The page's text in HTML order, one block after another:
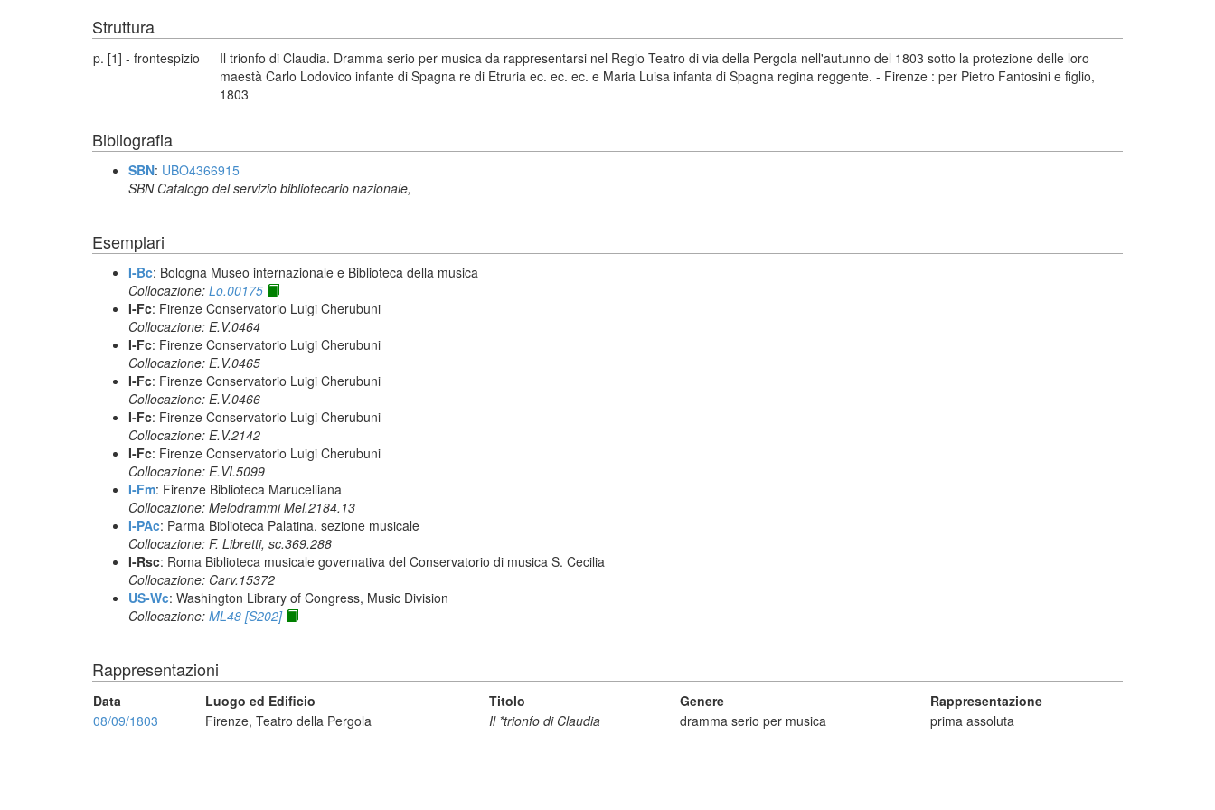
Struttura
p. [1] - frontespizio
Il trionfo di Claudia. Dramma serio per musica da rappresentarsi nel Regio Teatro di via della Pergola nell'autunno del 1803 sotto la protezione delle loro
maestà Carlo Lodovico infante di Spagna re di Etruria ec. ec. ec. e Maria Luisa infanta di Spagna regina reggente. - Firenze : per Pietro Fantosini e figlio,
1803
Bibliografia
SBN: UBO4366915
SBN Catalogo del servizio bibliotecario nazionale,
Esemplari
I-Bc: Bologna Museo internazionale e Biblioteca della musica
Collocazione: Lo.00175
I-Fc: Firenze Conservatorio Luigi Cherubuni
Collocazione: E.V.0464
I-Fc: Firenze Conservatorio Luigi Cherubuni
Collocazione: E.V.0465
I-Fc: Firenze Conservatorio Luigi Cherubuni
Collocazione: E.V.0466
I-Fc: Firenze Conservatorio Luigi Cherubuni
Collocazione: E.V.2142
I-Fc: Firenze Conservatorio Luigi Cherubuni
Collocazione: E.VI.5099
I-Fm: Firenze Biblioteca Marucelliana
Collocazione: Melodrammi Mel.2184.13
I-PAc: Parma Biblioteca Palatina, sezione musicale
Collocazione: F. Libretti, sc.369.288
I-Rsc: Roma Biblioteca musicale governativa del Conservatorio di musica S. Cecilia
Collocazione: Carv.15372
US-Wc: Washington Library of Congress, Music Division
Collocazione: ML48 [S202]
Rappresentazioni
Data Luogo ed Edificio Titolo Genere
Rappresentazione
08/09/1803
Firenze, Teatro della Pergola Il *trionfo di Claudia dramma serio per musica prima assoluta